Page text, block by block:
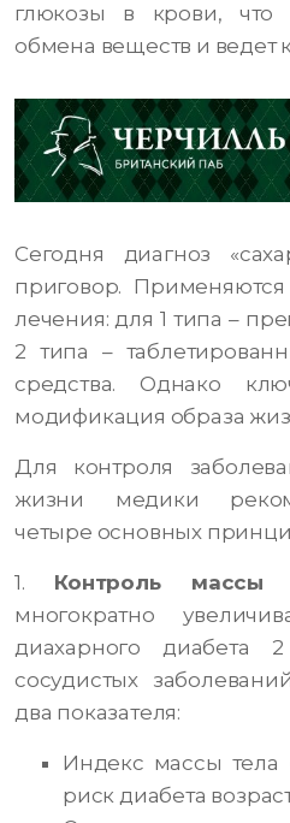
глюкозы в крови, что
обмена веществ и ведет
Сегодня диагноз
приговор.
лечения: для 1 типа –
2 типа –
средства. Однако
модификация образа
Для контроля
жизни медики
четыре основных
1. Контроль массы
многократно
диахарного диабета
сосудистых
два показателя:
Индекс массы
риск диабета